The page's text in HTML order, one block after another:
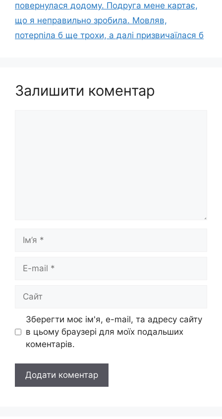
повернулася додому. Подруга мене картає,
що я неправильно зробила. Мовляв,
потерпіла б ще трохи, а далі призвичаїлася б
Залишити коментар
Ім’я
Сайт
Зберегти моє ім'я, e-mail, та адресу сайту
в цьому браузері для моїх подальших
коментарів.